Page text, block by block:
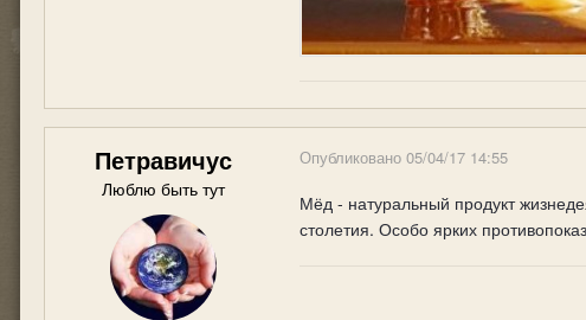
Петравичус
Люблю быть тут
Опубликовано 05/04/17 14:55
Мёд - натуральный продукт
столетия. Особо ярких